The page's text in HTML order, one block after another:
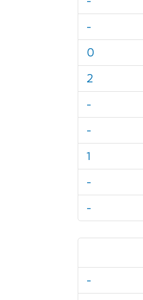
-
0
2
-
-
1
-
-
-